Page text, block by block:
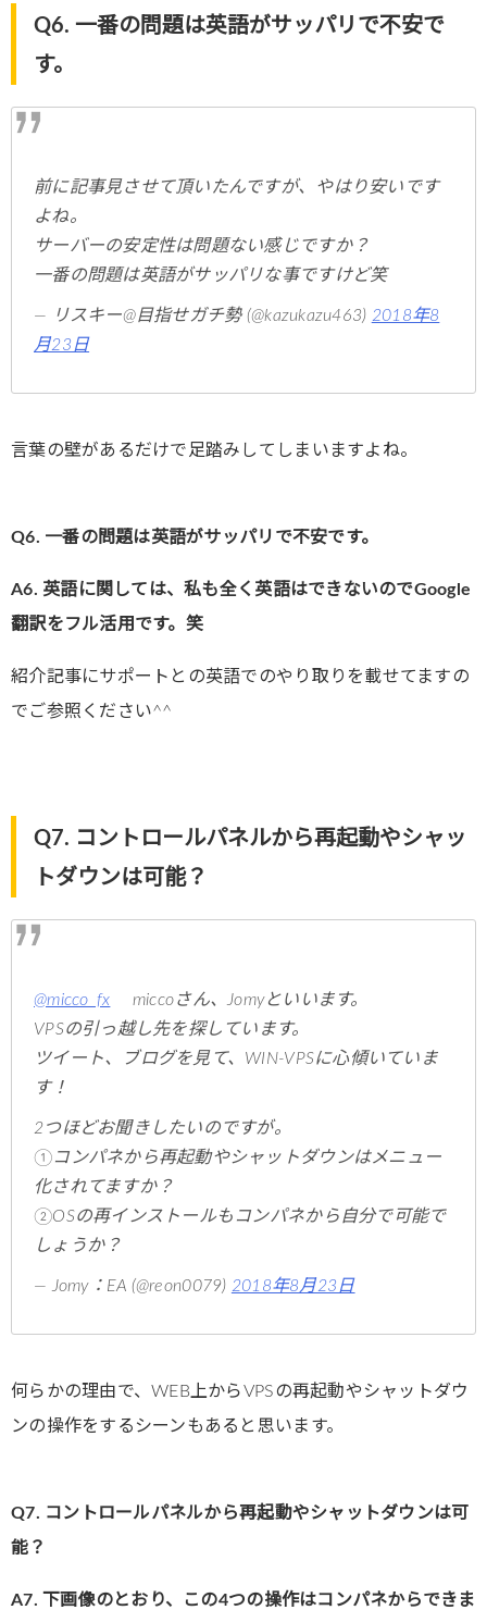
Q6. 一番の問題は英語がサッパリで不安で
す。
前に記事見させて頂いたんですが、やはり安いです
よね。
サーバーの安定性は問題ない感じですか？
一番の問題は英語がサッパリな事ですけど笑
— リスキー@目指せガチ勢 (@kazukazu463) 2018年8
月23日
言葉の壁があるだけで足踏みしてしまいますよね。
Q6. 一番の問題は英語がサッパリで不安です。
A6. 英語に関しては、私も全く英語はできないのでGoogle
翻訳をフル活用です。笑
紹介記事にサポートとの英語でのやり取りを載せてますの
でご参照ください^^
Q7. コントロールパネルから再起動やシャッ
トダウンは可能？
@micco_fx miccoさん、Jomyといいます。
VPSの引っ越し先を探しています。
ツイート、ブログを見て、WIN-VPSに心傾いていま
す！
2つほどお聞きしたいのですが。
①コンパネから再起動やシャットダウンはメニュー
化されてますか？
②OSの再インストールもコンパネから自分で可能で
しょうか？
— Jomy：EA (@reon0079) 2018年8月23日
何らかの理由で、WEB上からVPSの再起動やシャットダウ
ンの操作をするシーンもあると思います。
Q7. コントロールパネルから再起動やシャットダウンは可
能？
A7. 下画像のとおり、この4つの操作はコンパネからできま